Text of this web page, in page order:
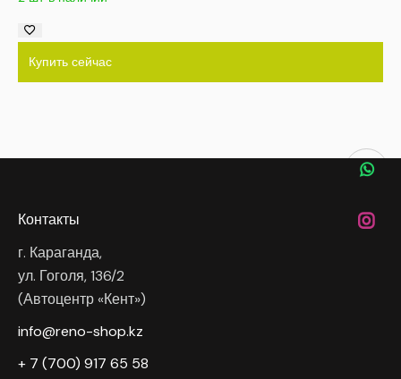
Купить сейчас
Контакты
г. Караганда,
ул. Гоголя, 136/2
(Автоцентр «Кент»)
info@reno-shop.kz
+ 7 (700) 917 65 58